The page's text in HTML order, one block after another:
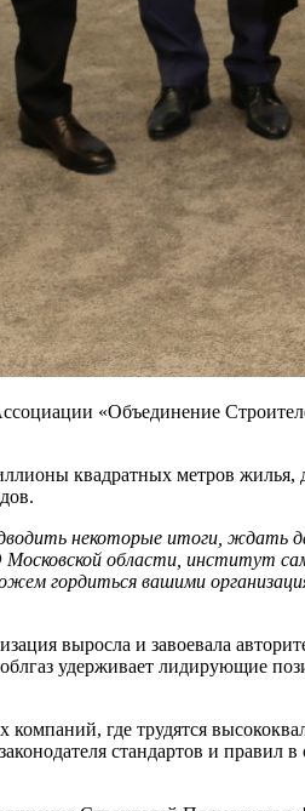
«Объединение
квадратных метров жилья,
некоторые итоги, ждать
области, институт
гордиться вашими
выросла и завоевала
удерживает лидирующие
где трудятся
стандартов и правил